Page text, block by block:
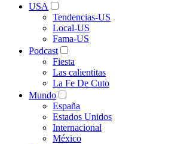
USA
Tendencias-US
Local-US
Fama-US
Podcast
Fiesta
Las calientitas
La Fe De Cuto
Mundo
España
Estados Unidos
Internacional
México